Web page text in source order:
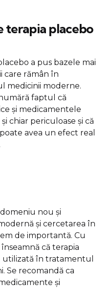
terapia placebo
a pus bazele mai
care rămân în
medicinii moderne.
faptul că
și medicamentele
chiar periculoase și că
avea un efect real
nou și
și cercetarea în
de importantă. Cu
că terapia
în tratamentul
Se recomandă ca
și